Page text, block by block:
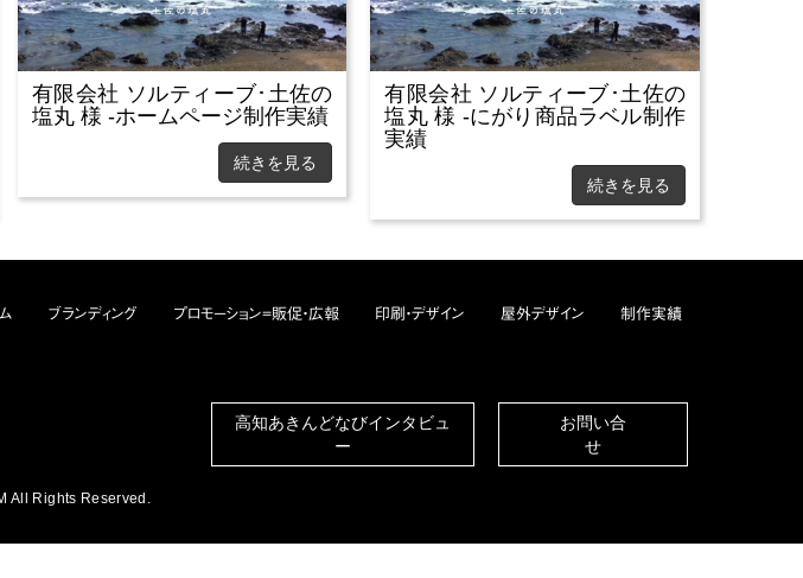
有限会社 ソルティーブ･土佐の
塩丸 様 -ホームページ制作実績
続きを見る
有限会社 ソルティーブ･土佐の
塩丸 様 -にがり商品ラベル制作
実績
続きを見る
ブランディング プロモーション=販促・広報 印刷・デザイン 屋外デザイン 制作実績
高知あきんどなびインタビュ
ー
お問い合
せ
All Rights Reserved.